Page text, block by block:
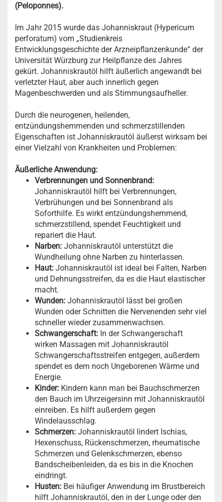
(Peloponnes).
Im Jahr 2015 wurde das Johanniskraut (Hypericum
perforatum) vom „Studienkreis
Entwicklungsgeschichte der Arzneipflanzenkunde“ der
Universität Würzburg zur Heilpflanze des Jahres
gekürt. Johanniskrautöl hilft äußerlich angewandt bei
verletzter Haut, aber auch innerlich gegen
Magenbeschwerden und als Stimmungsaufheller.
Durch die neurogenen, heilenden,
entzündungshemmenden und schmerzstillenden
Eigenschaften ist Johanniskrautöl äußerst wirksam bei
einer Vielzahl von Krankheiten und Problemen:
Äußerliche Anwendung:
Verbrennungen und Sonnenbrand:
Johanniskrautöl hilft bei Verbrennungen,
Verbrühungen und bei Sonnenbrand als
Soforthilfe. Es wirkt entzündungshemmend,
schmerzstillend, spendet Feuchtigkeit und
repariert die Haut.
Narben: Johanniskrautöl unterstützt die
Wundheilung ohne Narben zu hinterlassen.
Haut: Johanniskrautöl ist ideal bei Falten, Narben
und Dehnungsstreifen, da es die Haut elastischer
macht.
Wunden: Johanniskrautöl lässt bei großen
Wunden oder Schnitten die Nervenenden sehr viel
schneller wieder zusammenwachsen.
Schwangerschaft: In der Schwangerschaft
wirken Massagen mit Johanniskrautöl
Schwangerschaftsstreifen entgegen, außerdem
spendet es dem noch Ungeborenen Wärme und
Energie.
Kinder: Kindern kann man bei Bauchschmerzen
den Bauch im Uhrzeigersinn mit Johanniskrautöl
einreiben. Es hilft außerdem gegen
Windelausschlag.
Schmerzen: Johanniskrautöl lindert Ischias,
Hexenschuss, Rückenschmerzen, rheumatische
Schmerzen und Gelenkschmerzen, ebenso
Bandscheibenleiden, da es bis in die Knochen
eindringt.
Husten: Bei häufiger Anwendung im Brustbereich
hilft Johanniskrautöl, den in der Lunge oder den